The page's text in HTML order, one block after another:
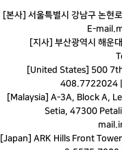
[본사] 서울특별시 강남구 논현
E-mail.
[지사] 부산광역시 해운
[United States] 500
408.7722024
[Malaysia] A-3A, Block A,
Setia, 47300
mail.
[Japan] ARK Hills Front